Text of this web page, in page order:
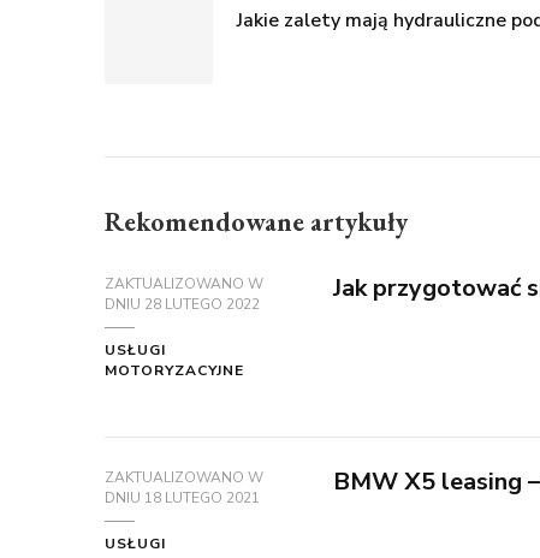
Jakie zalety mają hydrauliczne
Rekomendowane artykuły
ZAKTUALIZOWANO W
DNIU 28 LUTEGO 2022
USŁUGI
MOTORYZACYJNE
Jak przygotować
ZAKTUALIZOWANO W
DNIU 18 LUTEGO 2021
USŁUGI
BMW X5 leasing